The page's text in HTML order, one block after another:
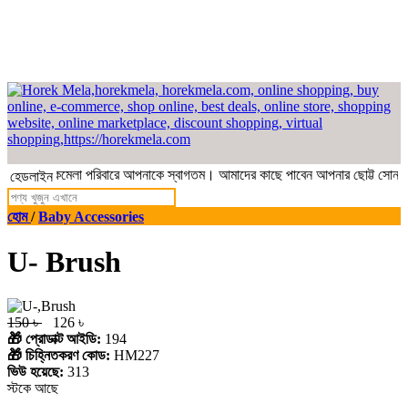
হেডলাইন
- হরেকমেলা পরিবারে আপনাকে স্বাগতম। আমাদের কাছে পাবেন আপনার ছোট্ট
হোম/Baby Accessories
U- Brush
150 ৳
126 ৳
🎁 প্রোডাক্ট আইডি: 194
🎁 চিহ্নিতকরণ কোড: HM227
ভিউ হয়েছে: 313
স্টকে আছে